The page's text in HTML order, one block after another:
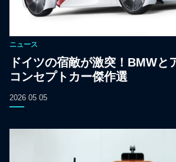
ニュース
ドイツの宿敵が激突！BMWと
コンセプトカー傑作選
2026 05 05